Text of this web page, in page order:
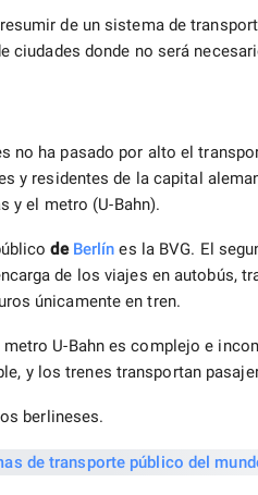
de un sistema de
ciudades donde no será
no ha pasado por alto el
y residentes de la capital
y el metro (U-Bahn).
de Berlín es la BVG. El
de los viajes en autobús,
únicamente en tren.
U-Bahn es complejo e
y los trenes transportan
berlineses.